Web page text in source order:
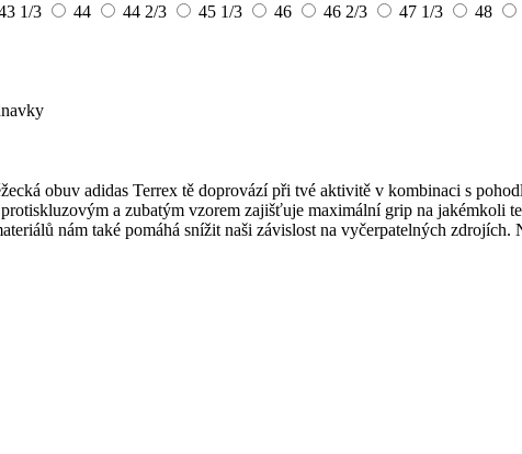
1/3 44 44 2/3 45 1/3 46 46 2/3 47 1/3 48
obuv adidas Terrex tě doprovází při tvé aktivitě v kombinaci s
a zubatým vzorem zajišťuje maximální grip na jakémkoli
nám také pomáhá snížit naši závislost na vyčerpatelných